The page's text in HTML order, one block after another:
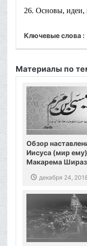
26. Основы, идеи,
Ключевые слова :
Материалы по
Обзор
Иисуса (мир
Макарема
декабря 24,